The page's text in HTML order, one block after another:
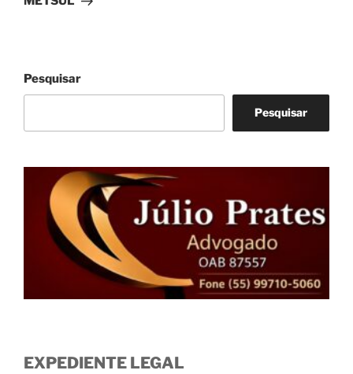
Pesquisar
Pesquisar
EXPEDIENTE LEGAL